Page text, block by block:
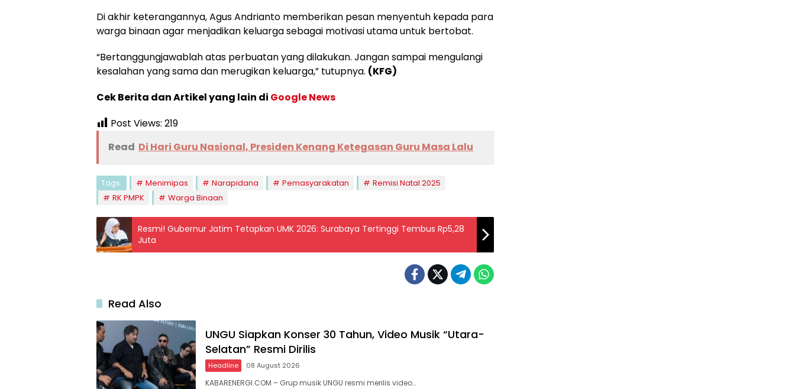
Di akhir keterangannya, Agus Andrianto memberikan pesan menyentuh kepada para
warga binaan agar menjadikan keluarga sebagai motivasi utama untuk bertobat.
“Bertanggungjawablah atas perbuatan yang dilakukan. Jangan sampai mengulangi
kesalahan yang sama dan merugikan keluarga,” tutupnya. (KFG)
Cek Berita dan Artikel yang lain di Google News
Post Views: 219
Read Di Hari Guru Nasional, Presiden Kenang Ketegasan Guru Masa Lalu
Tags: Menimipas Narapidana Pemasyarakatan
Remisi Natal 2025
RK PMPK
Warga Binaan
Resmi! Gubernur Jatim Tetapkan UMK 2026: Surabaya Tertinggi Tembus Rp5,28
Juta
Read Also
UNGU Siapkan Konser 30 Tahun, Video Musik “Utara-
Selatan” Resmi Dirilis
Headline 08 August 2026
KABARENERGI.COM – Grup musik UNGU resmi merilis video…